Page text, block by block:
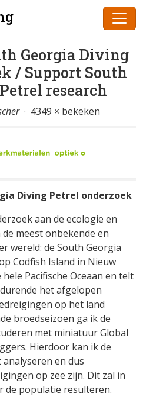
Georgia Diving
/ Support South
research
· 4349 × bekeken
Diving Petrel onderzoek
aan de ecologie en
meest onbekende en
wereld: de South Georgia
Codfish Island in Nieuw
Pacifische Oceaan en telt
het afgelopen
op het land
broedseizoen ga ik de
met miniatuur Global
Hierdoor kan ik de
en dus
op zee zijn. Dit zal in
de populatie resulteren.